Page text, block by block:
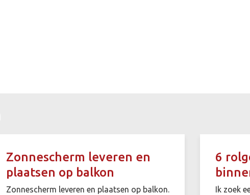
Zonnescherm leveren en
plaatsen op balkon
Zonnescherm leveren en plaatsen op balkon.
6
Ik zoek